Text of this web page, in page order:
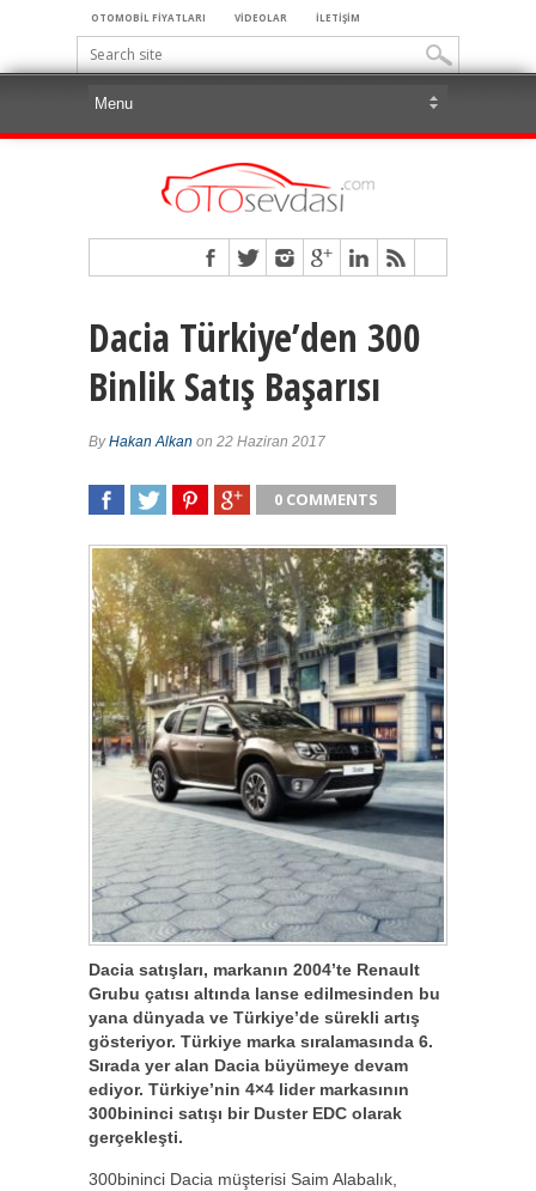
OTOMOBİL FİYATLARI VİDEOLAR İLETİŞİM
Dacia Türkiye’den 300
Binlik Satış Başarısı
ByHakan Alkan on 22 Haziran 2017
0 COMMENTS
Dacia satışları, markanın 2004’te Renault
Grubu çatısı altında lanse edilmesinden bu
yana dünyada ve Türkiye’de sürekli artış
gösteriyor. Türkiye marka sıralamasında 6.
Sırada yer alan Dacia büyümeye devam
ediyor. Türkiye’nin 4×4 lider markasının
300bininci satışı bir Duster EDC olarak
gerçekleşti.
300bininci Dacia müşterisi Saim Alabalık,